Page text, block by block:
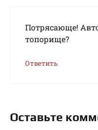
Потрясающе!
топорище?
Ответить
Оставьте